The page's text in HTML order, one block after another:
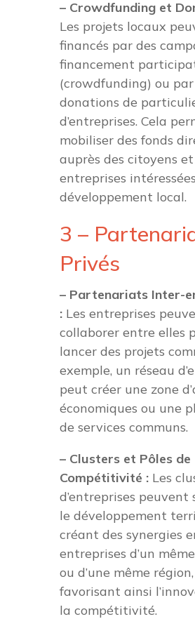
– Crowdfunding et
Les projets locaux
financés par des
financement
(crowdfunding) ou par
donations de
d’entreprises. Cela
mobiliser des fonds
auprès des citoyens et
entreprises
développement local.
3 –
Privés
– Partenariats Inter-
:Les entreprises
collaborer entre elles
lancer des projets
exemple, un réseau
peut créer une zone
économiques ou une
de services communs.
– Clusters et Pôles de
Compétitivité :Les
d’entreprises peuvent
le développement
créant des synergies
entreprises d’un
ou d’une même région,
favorisant ainsi
la compétitivité.